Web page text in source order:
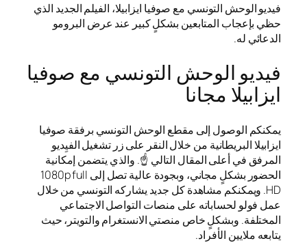
فيديو الوحش التونسي مع صوفيا ايزابيلا، الفيلم الجديد الذي
حظي بإعجاب المتابعين بشكلٍ كبير عند عرض البرومو
الدعائي له.
فيديو الوحش التونسي مع صوفيا
ايزابيلا مجانا
يمكنكم الوصول إلى مقطع الوحش التونسي برفقة صوفيا
ايزابيلا البريطانية من خلال النقر على زر تشغيل الفيِديو
المرفق في أعلى المقال التالي ☝️. والذي يتضمن إمكانية
الحضور بشكلٍ مجاني، وبجودة عالية تصل إلى 1080p full
HD. ويمكنكم مشاهدة كل جديد يشاركه التونسي من خلال
عمل فولو لحساباته على منصات التواصل الاجتماعي
المختلفة. وبشكلٍ خاص منصتي الانستغرام والتويتر، حيث
يتابعه ملايين الأفراد.